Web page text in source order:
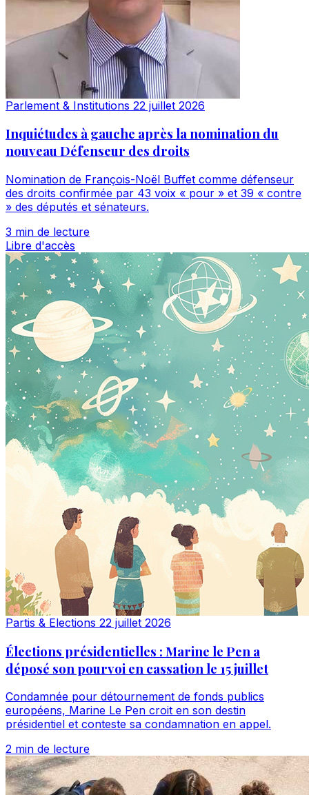
Parlement & Institutions 22 juillet 2026
Inquiétudes à gauche après la nomination du
nouveau Défenseur des droits
Nomination de François-Noël Buffet comme défenseur
des droits confirmée par 43 voix « pour » et 39 « contre
» des députés et sénateurs.
3 min de lecture
Libre d'accès
Partis & Elections 22 juillet 2026
Élections présidentielles : Marine le Pen a
déposé son pourvoi en cassation le 15 juillet
Condamnée pour détournement de fonds publics
européens, Marine Le Pen croit en son destin
présidentiel et conteste sa condamnation en appel.
2 min de lecture